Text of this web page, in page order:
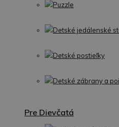
Puzzle
Detské jedálenské
Detské postieľky
Detské zábrany a
Pre Dievčatá